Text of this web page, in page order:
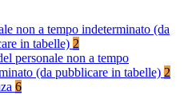
non a tempo indeterminato (da
in tabelle) 2
personale non a tempo
(da pubblicare in tabelle) 2
6